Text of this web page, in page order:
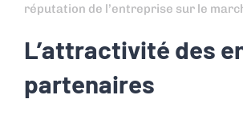
réputation de l’entreprise sur le
L’attractivité des
partenaires